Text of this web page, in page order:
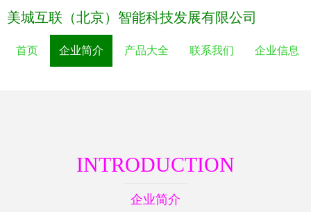
美城互联（北京）智能科技发展有限公司
首页 企业简介 产品大全 联系我们 企业信息
INTRODUCTION
企业简介